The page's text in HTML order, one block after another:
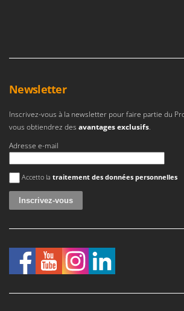
Nilfisk
Ninja
Novatec
Novital
NuAir
NuovaFac
O
Olix
OMA
Omas
Newsletter
Inscrivez-vous à la newsletter pour faire partie du
vous obtiendrez des avantages exclusifs.
Adresse e-mail
Une erreur est survenue
Accetto la traitement des données personnelles